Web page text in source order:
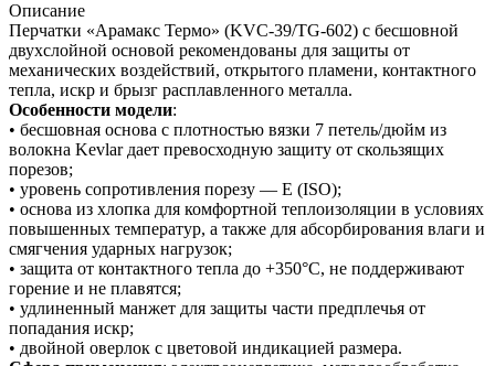
Описание
Перчатки «Арамакс Термо» (KVC-39/TG-602) с бесшовной
двухслойной основой рекомендованы для защиты от
механических воздействий, открытого пламени, контактного
тепла, искр и брызг расплавленного металла.
Особенности модели:
• бесшовная основа с плотностью вязки 7 петель/дюйм из
волокна Kevlar дает превосходную защиту от скользящих
порезов;
• уровень сопротивления порезу — E (ISO);
• основа из хлопка для комфортной теплоизоляции в условиях
повышенных температур, а также для абсорбирования влаги и
смягчения ударных нагрузок;
• защита от контактного тепла до +350°С, не поддерживают
горение и не плавятся;
• удлиненный манжет для защиты части предплечья от
попадания искр;
• двойной оверлок с цветовой индикацией размера.